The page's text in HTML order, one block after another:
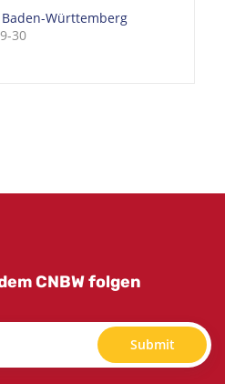
Württemberg
30
CNBW folgen
Submit